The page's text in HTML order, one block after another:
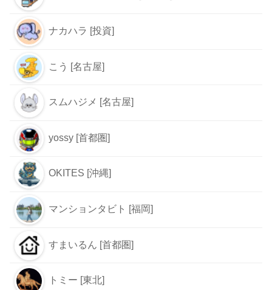
ナカハラ [投資]
こう [名古屋]
スムハジメ [名古屋]
yossy [首都圏]
OKITES [沖縄]
マンションタビト [福岡]
すまいるん [首都圏]
トミー [東北]